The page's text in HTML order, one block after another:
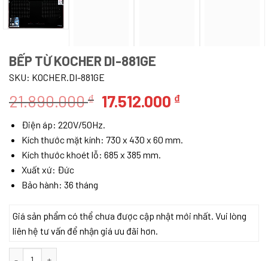
BẾP TỪ KOCHER DI-881GE
SKU: KOCHER.DI-881GE
21.890.000₫ Giá
là:
21.890.000 ₫.
17.512.000 ₫Giá
là:
Điện áp: 220V/50Hz.
Kích thước mặt kính: 730 x 430 x 60 mm.
Kích thước khoét lỗ: 685 x 385 mm.
Xuất xứ: Đức
Bảo hành: 36 tháng
Giá sản phẩm có thể chưa được cập nhật mới nhất. Vui lòng
liên hệ tư vấn để nhận giá ưu đãi hơn.